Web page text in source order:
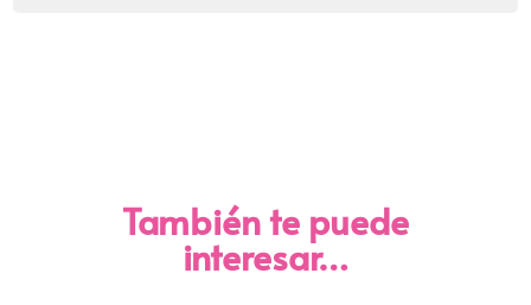
También te puede
interesar…